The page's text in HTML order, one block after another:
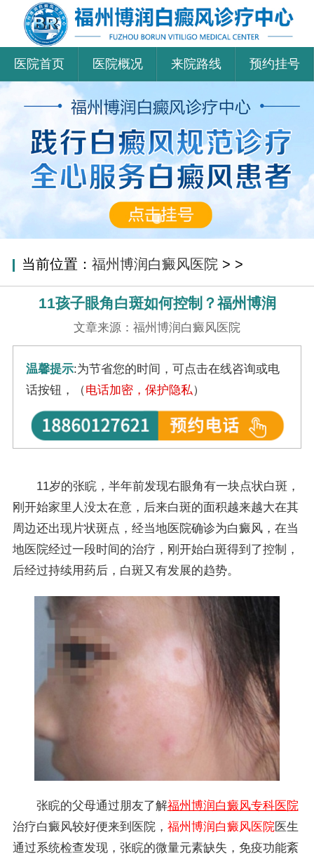
医院首页 医院概况 来院路线 预约挂号
当前位置：福州博润白癜风医院 > >
11孩子眼角白斑如何控制？福州博润
文章来源：福州博润白癜风医院
温馨提示:为节省您的时间，可点击在线咨询或电
话按钮，（电话加密，保护隐私）
11岁的张睆，半年前发现右眼角有一块点状白斑，
刚开始家里人没太在意，后来白斑的面积越来越大在其
周边还出现片状斑点，经当地医院确诊为白癜风，在当
地医院经过一段时间的治疗，刚开始白斑得到了控制，
后经过持续用药后，白斑又有发展的趋势。
张睆的父母通过朋友了解福州博润白癜风专科医院
治疗白癜风较好便来到医院， 福州博润白癜风医院医生
通过系统检查发现，张睆的微量元素缺失，免疫功能紊